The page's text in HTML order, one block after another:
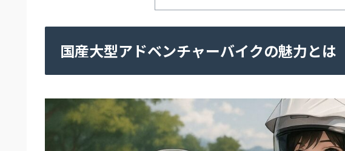
国産大型アドベンチャーバイクの魅力とは